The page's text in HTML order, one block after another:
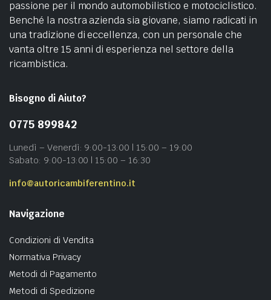
passione per il mondo automobilistico e motociclistico.
Benché la nostra azienda sia giovane, siamo radicati in
una tradizione di eccellenza, con un personale che
vanta oltre 15 anni di esperienza nel settore della
ricambistica.
Bisogno di Aiuto?
0775 899842
Lunedì – Venerdì: 9:00-13:00 | 15:00 – 19:00
Sabato: 9:00-13:00 | 15:00 – 16:30
info@autoricambiferentino.it
Navigazione
Condizioni di Vendita
Normativa Privacy
Metodi di Pagamento
Metodi di Spedizione